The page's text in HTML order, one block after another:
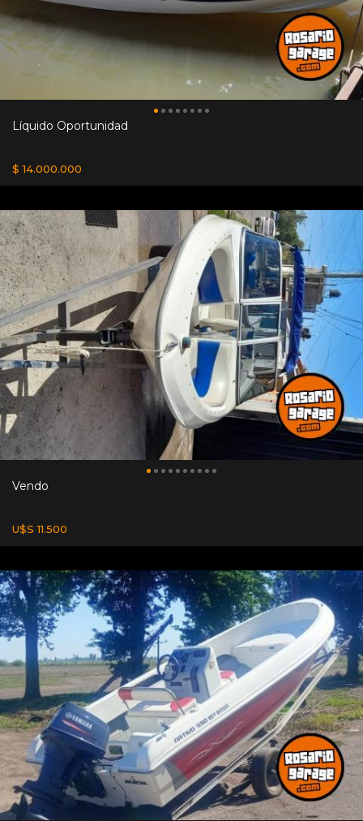
Líquido Oportunidad
$ 14.000.000
Vendo
U$S 11.500